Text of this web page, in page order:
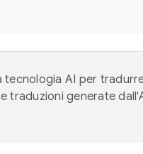
tecnologia AI per
traduzioni generate